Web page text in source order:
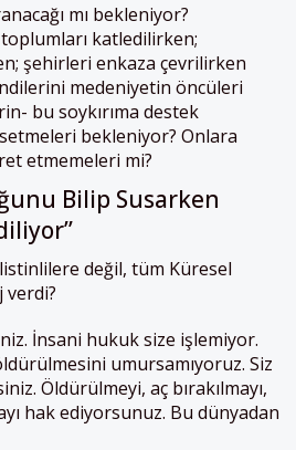
mı bekleniyor?
katledilirken;
şehirleri enkaza çevrilirken
medeniyetin öncüleri
bu soykırıma destek
bekleniyor? Onlara
etmemeleri mi?
Bilip Susarken
değil, tüm Küresel
verdi?
İnsani hukuk size işlemiyor.
öldürülmesini umursamıyoruz. Siz
Öldürülmeyi, aç bırakılmayı,
hak ediyorsunuz. Bu dünyadan